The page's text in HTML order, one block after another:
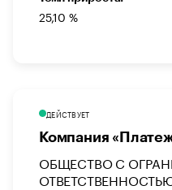
25,10 %
ДЕЙСТВУЕТ
Компания
ОБЩЕСТВО С